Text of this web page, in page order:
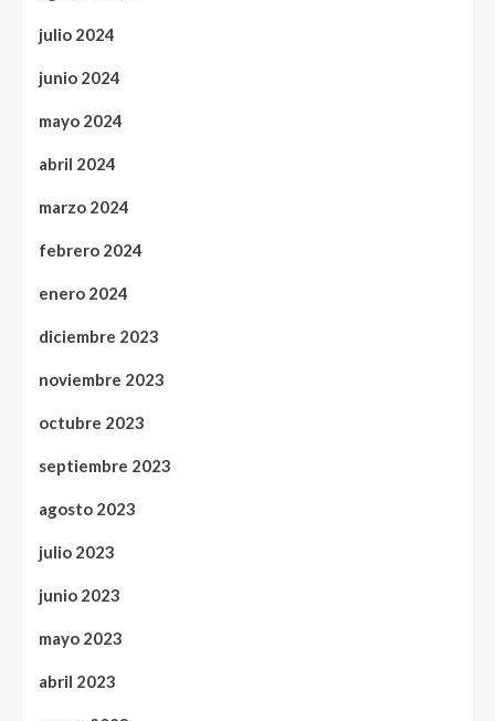
julio 2024
junio 2024
mayo 2024
abril 2024
marzo 2024
febrero 2024
enero 2024
diciembre 2023
noviembre 2023
octubre 2023
septiembre 2023
agosto 2023
julio 2023
junio 2023
mayo 2023
abril 2023